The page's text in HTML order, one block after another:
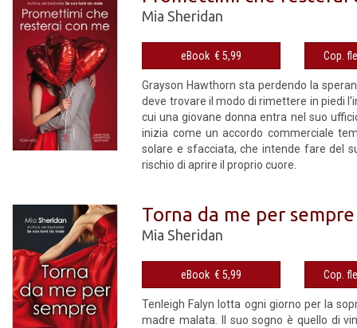
Mia Sheridan
eBook € 5,99
Grayson Hawthorn sta perdendo la
deve trovare il modo di rimettere in piedi
cui una giovane donna entra nel suo
inizia come un accordo commerciale
solare e sfacciata, che intende fare del
rischio di aprire il proprio cuore.
Torna da me per sempre
Mia Sheridan
eBook € 5,99
Tenleigh Falyn lotta ogni giorno per la
madre malata. Il suo sogno è quello di